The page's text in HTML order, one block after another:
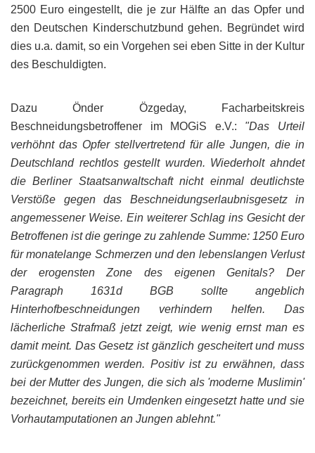
2500 Euro eingestellt, die je zur Hälfte an das Opfer und
den Deutschen Kinderschutzbund gehen. Begründet wird
dies u.a. damit, so ein Vorgehen sei eben Sitte in der Kultur
des Beschuldigten.
Dazu Önder Özgeday, Facharbeitskreis
Beschneidungsbetroffener im MOGiS e.V.: "Das Urteil
verhöhnt das Opfer stellvertretend für alle Jungen, die in
Deutschland rechtlos gestellt wurden. Wiederholt ahndet
die Berliner Staatsanwaltschaft nicht einmal deutlichste
Verstöße gegen das Beschneidungserlaubnisgesetz in
angemessener Weise. Ein weiterer Schlag ins Gesicht der
Betroffenen ist die geringe zu zahlende Summe: 1250 Euro
für monatelange Schmerzen und den lebenslangen Verlust
der erogensten Zone des eigenen Genitals? Der
Paragraph 1631d BGB sollte angeblich
Hinterhofbeschneidungen verhindern helfen. Das
lächerliche Strafmaß jetzt zeigt, wie wenig ernst man es
damit meint. Das Gesetz ist gänzlich gescheitert und muss
zurückgenommen werden. Positiv ist zu erwähnen, dass
bei der Mutter des Jungen, die sich als 'moderne Muslimin'
bezeichnet, bereits ein Umdenken eingesetzt hatte und sie
Vorhautamputationen an Jungen ablehnt."